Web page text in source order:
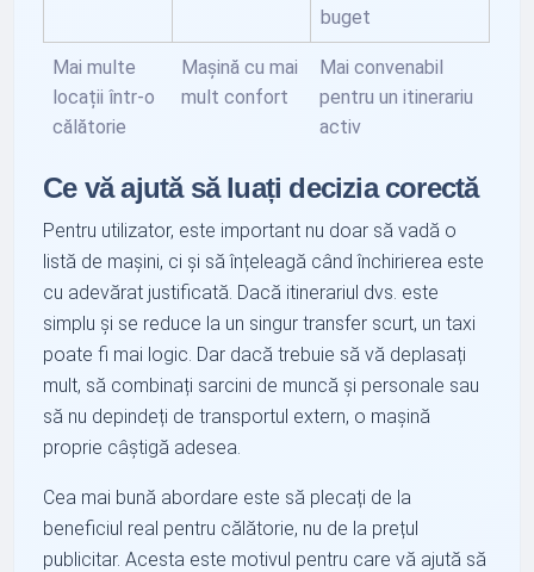
buget
Mai multe
locații într-o
călătorie
Mașină cu mai
mult confort
Mai convenabil
pentru un itinerariu
activ
Ce vă ajută să luați decizia corectă
Pentru utilizator, este important nu doar să vadă o
listă de mașini, ci și să înțeleagă când închirierea este
cu adevărat justificată. Dacă itinerariul dvs. este
simplu și se reduce la un singur transfer scurt, un taxi
poate fi mai logic. Dar dacă trebuie să vă deplasați
mult, să combinați sarcini de muncă și personale sau
să nu depindeți de transportul extern, o mașină
proprie câștigă adesea.
Cea mai bună abordare este să plecați de la
beneficiul real pentru călătorie, nu de la prețul
publicitar. Acesta este motivul pentru care vă ajută să